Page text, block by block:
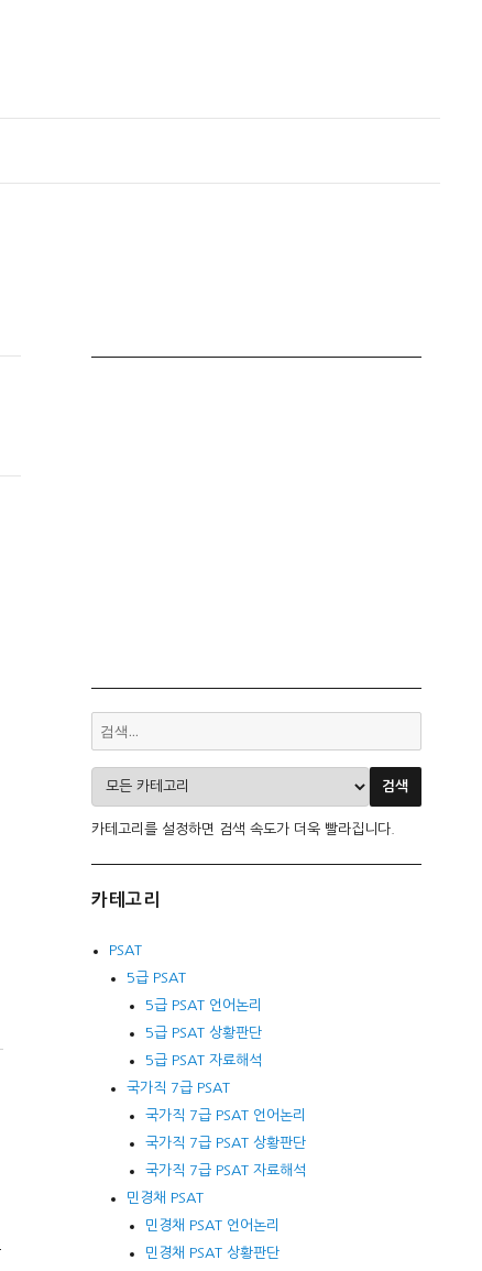
카테고리를 설정하면 검색 속도가 더욱 빨라집니다.
카테고리
PSAT
5급 PSAT
5급 PSAT 언어논리
5급 PSAT 상황판단
5급 PSAT 자료해석
국가직 7급 PSAT
국가직 7급 PSAT 언어논리
국가직 7급 PSAT 상황판단
국가직 7급 PSAT 자료해석
민경채 PSAT
민경채 PSAT 언어논리
민경채 PSAT 상황판단